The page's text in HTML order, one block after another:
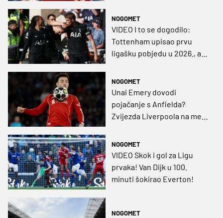
NOGOMET
VIDEO I to se dogodilo:
Tottenham upisao prvu
ligašku pobjedu u 2026., a
NOGOMET
Unai Emery dovodi
pojačanje s Anfielda?
Zvijezda Liverpoola na meti
NOGOMET
VIDEO Skok i gol za Ligu
prvaka! Van Dijk u 100.
minuti šokirao Everton!
NOGOMET